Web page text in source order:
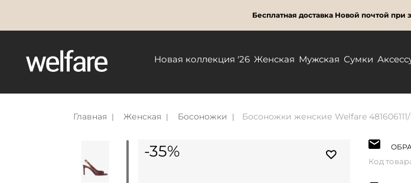
Бесплатная доставка Новой почтой при
Новая коллекция '26 Женская Мужская Сумки
Главная Женская Босоножки Босоножки женские Welfare
-35%
Код